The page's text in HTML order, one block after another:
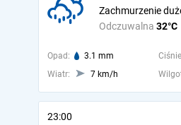
Odczuwalna 32°C
Zachmurzenie
Opad: 3.1 mm
Wiatr:
7 km/h
23:00